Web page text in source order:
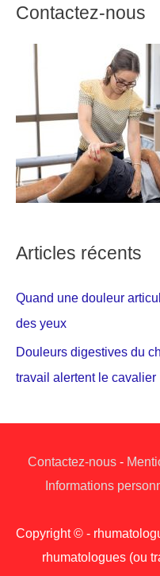
Contactez-nous
Articles récents
Quand une douleur
des yeux
Douleurs digestives du
travail alertent le cavalier
Contactez-nous-
Informations
Copyright © -
rhumatologues (ou